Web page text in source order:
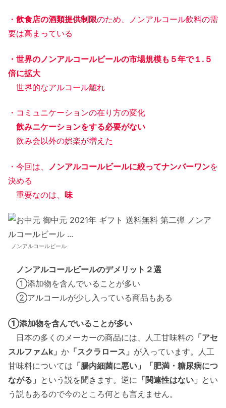
・ 飲食店の酒類提供制限のため、ノンアルコール飲料の需
要は高まっている
・世界のノンアルコールビールの市場規模も５年で１.５
倍に拡大
世界的なアルコール離れ
・コミュニケーションの在り方の変化
飲みニケーションをする必要がない
飲み会以外の娯楽が増えた
・今回は、 ノンアルコールビールに絞ってナンバーワンを
決める
重要なのは、 味
ノンアルコールビール
ノンアルコールビールのデメリット２選
①添加物を含んでいることが多い
②アルコールが少し入っている商品もある
①添加物を含んでいることが多い
日本の多くのメーカーの商品には、人工甘味料の 「アセ
スルファムk」 か 「スクラロース」 が入っています。人工
甘味料については 「腸内細菌に悪い」「肥満・糖尿病につ
ながる」 という説を聞きます。逆に 「関連性はない」 とい
う説もあるので今のところ何とも言えません。